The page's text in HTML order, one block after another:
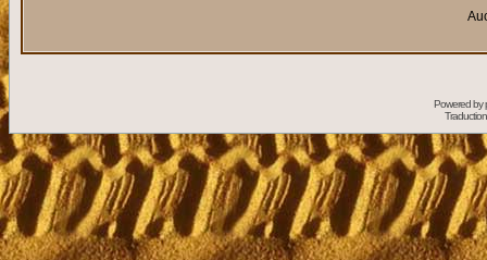
Powered by